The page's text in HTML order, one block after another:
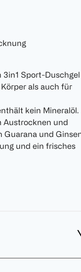
3in1 Sport-Duschgel
als auch für
kein Mineralöl.
Austrocknen und
und
und ein frisches